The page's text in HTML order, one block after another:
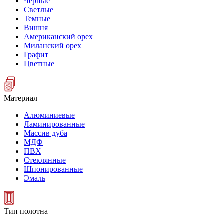
Светлые
Темные
Вишня
Американский орех
Миланский орех
Графит
Цветные
Материал
Алюминиевые
Ламинированные
Массив дуба
МДФ
ПВХ
Стеклянные
Шпонированные
Эмаль
Тип полотна